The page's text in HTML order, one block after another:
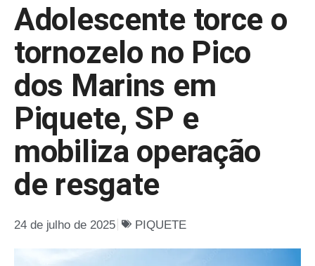
Adolescente torce o
tornozelo no Pico
dos Marins em
Piquete, SP e
mobiliza operação
de resgate
24 de julho de 2025 PIQUETE